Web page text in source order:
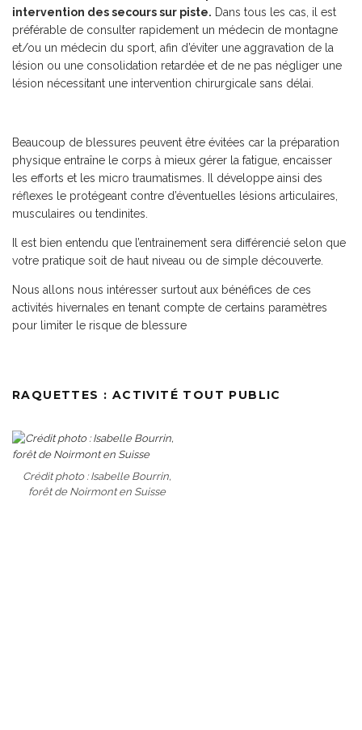
intervention des secours sur piste. Dans tous les cas, il est
préférable de consulter rapidement un médecin de montagne
et/ou un médecin du sport, afin d’éviter une aggravation de la
lésion ou une consolidation retardée et de ne pas négliger une
lésion nécessitant une intervention chirurgicale sans délai.
Beaucoup de blessures peuvent être évitées car la préparation
physique entraîne le corps à mieux gérer la fatigue, encaisser
les efforts et les micro traumatismes. Il développe ainsi des
réflexes le protégeant contre d’éventuelles lésions articulaires,
musculaires ou tendinites.
Il est bien entendu que l’entrainement sera différencié selon que
votre pratique soit de haut niveau ou de simple découverte.
Nous allons nous intéresser surtout aux bénéfices de ces
activités hivernales en tenant compte de certains paramètres
pour limiter le risque de blessure
RAQUETTES : ACTIVITÉ TOUT PUBLIC
Crédit photo : Isabelle Bourrin,
forêt de Noirmont en Suisse